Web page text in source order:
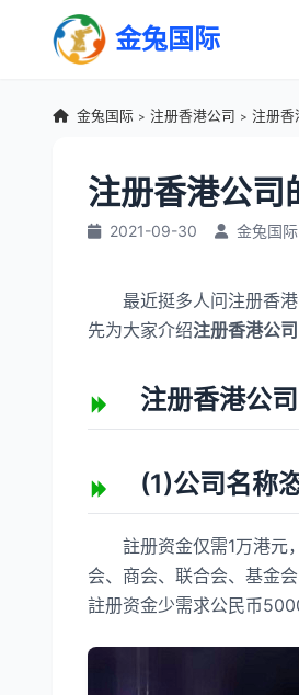
金兔国际
金兔国际 > 注册香港公司 > 注册香
注册香港公司
2021-09-30 金兔国际
最近挺多人问注册香港
先为大家介绍注册香港公
注册香港公司
(1)公司名称恣
註册资金仅需1万港元，
会、商会、联合会、基
註册资金少需求公民币